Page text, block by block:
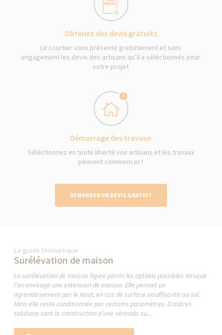
Obtenez des devis gratuits
Le courtier vous présente gratuitement et sans
engagement les devis des artisans qu’il a séléctionnés pour
votre projet
3
Démarrage des travaux
Séléctionnez en toute liberté vos artisans et les travaux
peuvent commencer !
DEMANDER UN DEVIS GRATUIT
Le guide thématique
Surélévation de maison
La surélévation de maison figure parmi les options possibles lorsque
l’on envisage une extension de maison. Elle permet un
agrandissement par le haut, en cas de surface insuffisante au sol.
Mais elle reste conditionnée par certains paramètres. D’autres
solutions sont la construction d’une véranda ou...